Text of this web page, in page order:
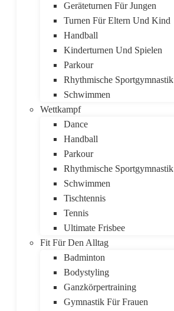
Geräteturnen Für Jungen
Turnen Für Eltern Und Kind
Handball
Kinderturnen Und Spielen
Parkour
Rhythmische Sportgymnastik
Schwimmen
Wettkampf
Dance
Handball
Parkour
Rhythmische Sportgymnastik
Schwimmen
Tischtennis
Tennis
Ultimate Frisbee
Fit Für Den Alltag
Badminton
Bodystyling
Ganzkörpertraining
Gymnastik Für Frauen